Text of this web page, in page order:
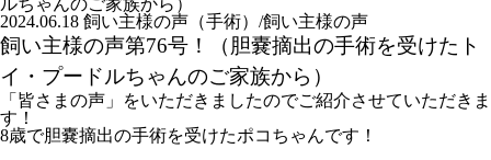
ルちゃんのご家族から）
2024.06.18 飼い主様の声（手術）/飼い主様の声
飼い主様の声第76号！（胆嚢摘出の手術を受けたト
イ・プードルちゃんのご家族から）
「皆さまの声」をいただきましたのでご紹介させていただきま
す！
8歳で胆嚢摘出の手術を受けたポコちゃんです！